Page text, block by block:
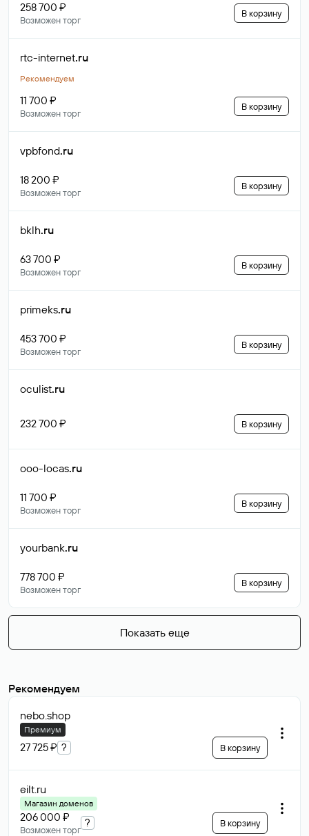
258 700 ₽
Возможен торг
В корзину
rtc-internet.ru
Рекомендуем
11 700 ₽
Возможен торг
В корзину
vpbfond.ru
18 200 ₽
Возможен торг
В корзину
bklh.ru
63 700 ₽
Возможен торг
В корзину
primeks.ru
453 700 ₽
Возможен торг
В корзину
oculist.ru
232 700 ₽ В корзину
ooo-locas.ru
11 700 ₽
Возможен торг
В корзину
yourbank.ru
778 700 ₽
Возможен торг
В корзину
Показать еще
Рекомендуем
nebo.shop
Премиум
27 725 ₽ ? В корзину
eilt.ru
Магазин доменов
206 000 ₽
Возможен торг
? В корзину